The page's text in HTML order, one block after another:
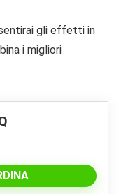
gli effetti in
i migliori